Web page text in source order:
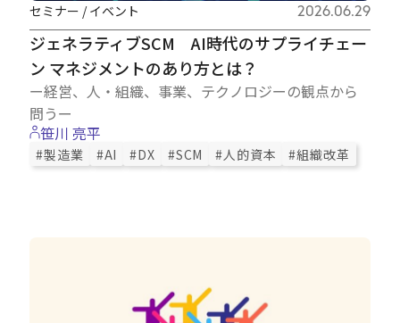
ジェネラティブSCM AI時代のサプライチェー
ン マネジメントのあり方とは？
ー経営、人・組織、事業、テクノロジーの観点から
問うー
セミナー / イベント 2026.06.29
笹川 亮平
#製造業 #AI #DX #SCM #人的資本 #組織改革